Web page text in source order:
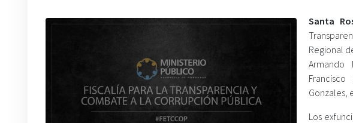
Santa
Regional
Gonzales,
Los